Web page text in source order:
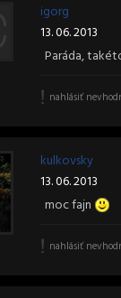
igorg
13. 06. 2013
Paráda,
nahlásiť
kulkovsky
13. 06. 2013
moc fajn
nahlásiť